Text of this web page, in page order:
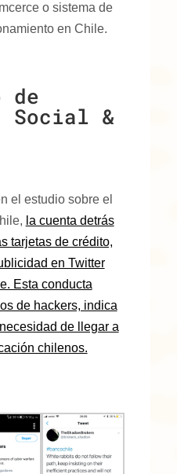
o sistema de
en Chile.
de
Social &
el estudio sobre el
la cuenta detrás
tarjetas de crédito,
en Twitter
Esta conducta
de hackers, indica
de llegar a
chilenos.